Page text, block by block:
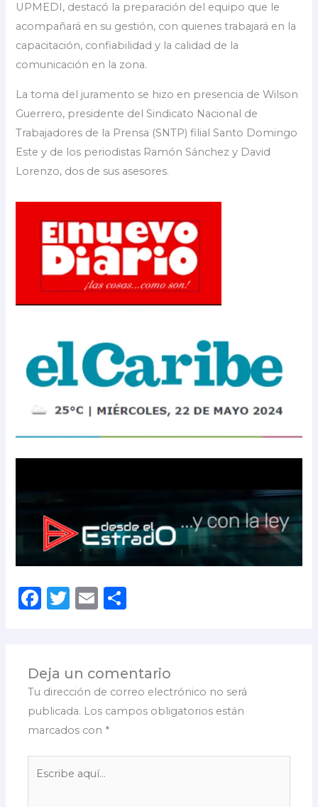
UPMEDI, destacó la preparación del equipo que le
acompañará en su gestión, con quienes trabajará en la
capacitación, confiabilidad y la calidad de la
comunicación en la zona.
La toma del juramento se hizo en presencia de Wilson
Guerrero, presidente del Sindicato Nacional de
Trabajadores de la Prensa (SNTP) filial Santo Domingo
Este y de los periodistas Ramón Sánchez y David
Lorenzo, dos de sus asesores.
F
e
b
o
o
k
T
te
r
E
l
p
ar
ti
Deja un comentario
Tu dirección de correo electrónico no será
publicada. Los campos obligatorios están
marcados con *